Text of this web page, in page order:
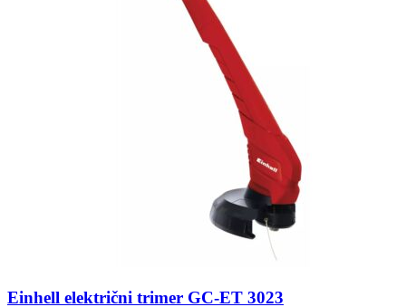
Einhell električni trimer GC-ET 3023